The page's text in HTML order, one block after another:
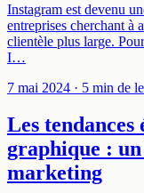
Instagram est devenu
entreprises cherchant à
clientèle plus large.
I…
7 mai 2024 · 5 min de
Les tendances
graphique :
marketing